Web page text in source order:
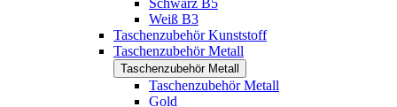
Schwarz B5
Weiß B3
Taschenzubehör Kunststoff
Taschenzubehör Metall
Taschenzubehör Metall
Taschenzubehör Metall
Gold